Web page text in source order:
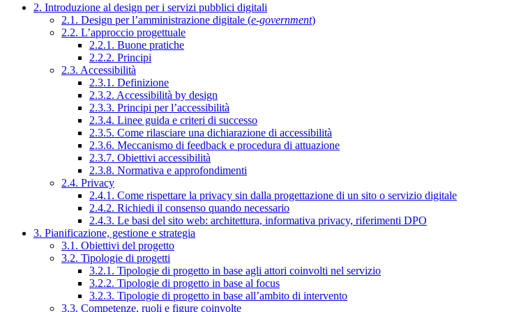
2. Introduzione al design per i servizi pubblici digitali
2.1. Design per l’amministrazione digitale (e-government)
2.2. L’approccio progettuale
2.2.1. Buone pratiche
2.2.2. Principi
2.3. Accessibilità
2.3.1. Definizione
2.3.2. Accessibilità by design
2.3.3. Principi per l’accessibilità
2.3.4. Linee guida e criteri di successo
2.3.5. Come rilasciare una dichiarazione di accessibilità
2.3.6. Meccanismo di feedback e procedura di attuazione
2.3.7. Obiettivi accessibilità
2.3.8. Normativa e approfondimenti
2.4. Privacy
2.4.1. Come rispettare la privacy sin dalla progettazione di un sito o servizio digitale
2.4.2. Richiedi il consenso quando necessario
2.4.3. Le basi del sito web: architettura, informativa privacy, riferimenti DPO
3. Pianificazione, gestione e strategia
3.1. Obiettivi del progetto
3.2. Tipologie di progetti
3.2.1. Tipologie di progetto in base agli attori coinvolti nel servizio
3.2.2. Tipologie di progetto in base al focus
3.2.3. Tipologie di progetto in base all’ambito di intervento
3.3. Competenze, ruoli e figure coinvolte